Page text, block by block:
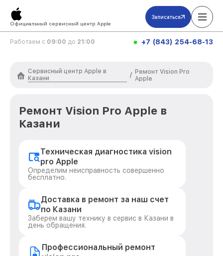
Официальный сервисный центр Apple
Записаться
Работаем с 09:00 до 21:00 +7 (843) 254-68-13
Сервисный центр Apple в
Казани
/ Ремонт Vision Pro
Apple
Ремонт Vision Pro Apple в
Казани
Техническая диагностика vision
pro Apple
Определим неисправность совершенно
бесплатно.
Доставка в ремонт за наш счет
по Казани
Заберем вашу технику в сервис в Казани в
день обращения.
Профессиональный ремонт